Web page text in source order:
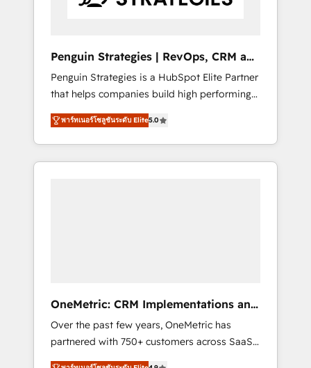
Pas pour remplacer l'humain, mais pour
l'augmenter. Chez Ideagency, nous
accompagnons cette transformation. D'abord
les fondations : des données unifiées, des
processus alignés. Ensuite l'augmentation :
l'IA là où elle crée de la valeur. Et surtout :
l'humain qui reste au centre. Parce que la
Penguin Strategies | RevOps, CRM and
AI
Penguin Strategies is a HubSpot Elite Partner
that helps companies build high performing
revenue operations across complex sales
cycles, multi system environments and global
SaaS or manufacturing teams. Trusted by
leading enterprises and fast growing scale
rely on for scalable revenue insights.
พาร์ทเนอร์โซลูชันระดับ Elite5.0
OneMetric: CRM Implementations and
GTM engineering
Over the past few years, OneMetric has
partnered with 750+ customers across SaaS,
fintech, healthcare, real estate, and other